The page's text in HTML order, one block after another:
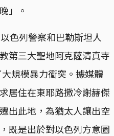
」。
色列警察和巴勒斯坦人
第三大聖地阿克薩清真寺
大規模暴力衝突。據媒體
居住在東耶路撒冷謝赫傑
出此地，為猶太人讓出空
既是出於對以色列方意圖